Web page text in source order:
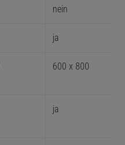
nein
ja
600 x 800
ja